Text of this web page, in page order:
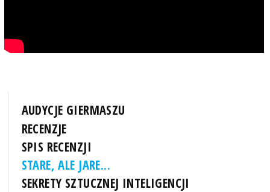
AUDYCJE GIERMASZU
RECENZJE
SPIS RECENZJI
STARE, ALE JARE...
SEKRETY SZTUCZNEJ INTELIGENCJI